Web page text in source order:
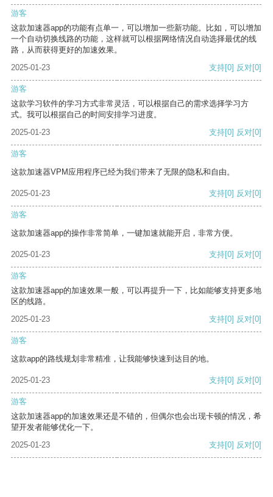
游客
这款加速器app的功能有点单一，可以增加一些新功能。比如，可以增加
一个自动切换线路的功能，这样就可以根据网络情况自动选择最优的线
路，从而获得更好的加速效果。
2025-01-23
支持[0] 反对[0]
游客
这款学习软件的学习方式非常灵活，可以根据自己的需求选择学习方
式。我可以根据自己的时间安排学习进度。
2025-01-23
支持[0] 反对[0]
游客
这款加速器VPM应用程序已经为我们带来了无限的隐私和自由。
2025-01-23 支持[0] 反对[0]
游客
这款加速器app的操作非常简单，一键加速就能开启，非常方便。
2025-01-23 支持[0] 反对[0]
游客
这款加速器app的加速效果一般，可以再提升一下，比如能够支持更多地
区的线路。
2025-01-23
支持[0] 反对[0]
游客
这款app的路线规划非常精准，让我能够快速到达目的地。
2025-01-23 支持[0] 反对[0]
游客
这款加速器app的加速效果还是不错的，但偶尔也会出现卡顿的情况，希
望开发者能够优化一下。
2025-01-23
支持[0] 反对[0]